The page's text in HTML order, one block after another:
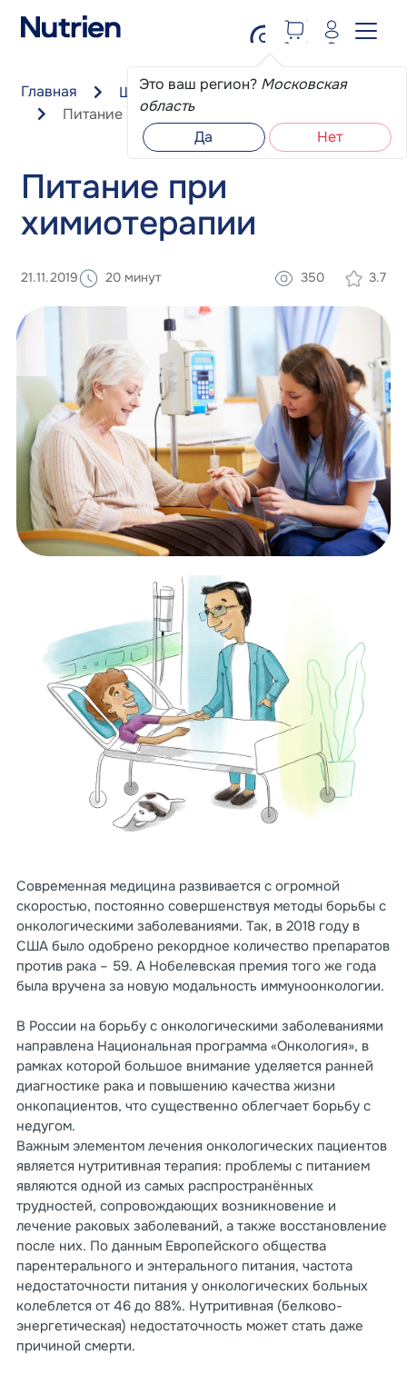
Это ваш регион? Московская
область
Да
Нет
Главная
Школа пациента
Питание при химиотерапии
Питание при
химиотерапии
21.11.2019 20 минут 350 3.7
Современная медицина развивается с огромной
скоростью, постоянно совершенствуя методы борьбы с
онкологическими заболеваниями. Так, в 2018 году в
США было одобрено рекордное количество препаратов
против рака – 59. А Нобелевская премия того же года
была вручена за новую модальность иммуноонкологии.
В России на борьбу с онкологическими заболеваниями
направлена Национальная программа «Онкология», в
рамках которой большое внимание уделяется ранней
диагностике рака и повышению качества жизни
онкопациентов, что существенно облегчает борьбу с
недугом.
Важным элементом лечения онкологических пациентов
является нутритивная терапия: проблемы с питанием
являются одной из самых распространённых
трудностей, сопровождающих возникновение и
лечение раковых заболеваний, а также восстановление
после них. По данным Европейского общества
парентерального и энтерального питания, частота
недостаточности питания у онкологических больных
колеблется от 46 до 88%. Нутритивная (белково-
энергетическая) недостаточность может стать даже
причиной смерти.